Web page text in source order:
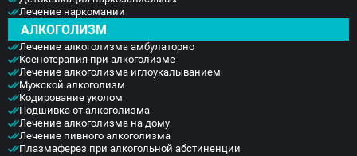
Амбулаторное лечение алкогольной зависимости
в частной наркологической клинике в
Домодедово «Элеана Мед» дает шанс избавиться
от этой патологической тяги, начать новую жизнь
без алкоголя.
Лечение наркомании
АЛКОГОЛИЗМ
Лечение алкоголизма амбулаторно
Ксенотерапия при алкоголизме
Лечение алкоголизма иглоукалыванием
Мужской алкоголизм
Кодирование уколом
Подшивка от алкоголизма
Лечение алкоголизма на дому
Лечение пивного алкоголизма
Плазмаферез при алкогольной абстиненции